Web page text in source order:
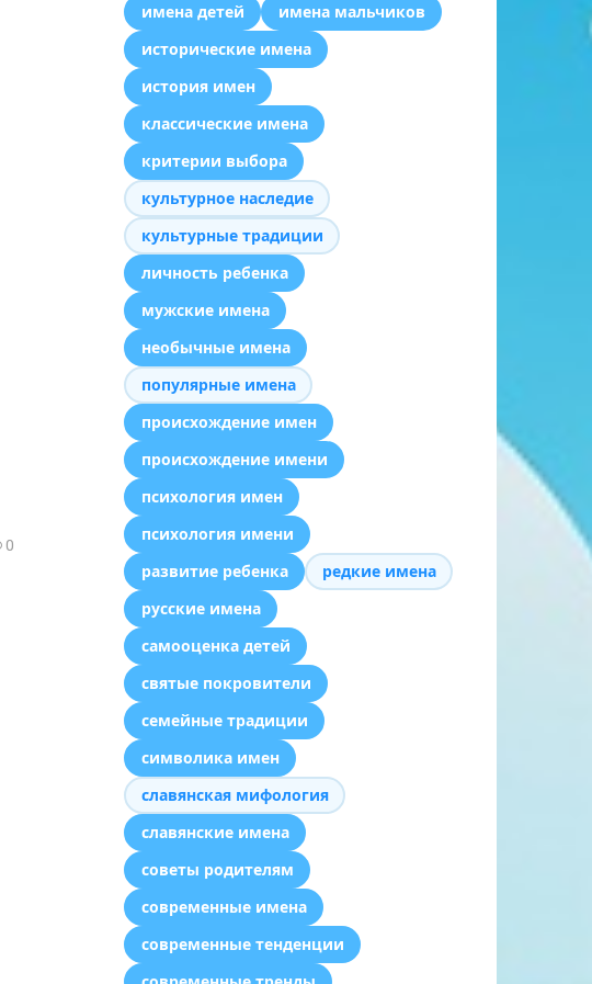
0
имена детей
имена мальчиков
исторические имена
история имен
классические имена
критерии выбора
культурное наследие
культурные традиции
личность ребенка
мужские имена
необычные имена
популярные имена
происхождение имен
происхождение имени
психология имен
психология имени
развитие ребенка
редкие имена
русские имена
самооценка детей
святые покровители
семейные традиции
символика имен
славянская мифология
славянские имена
советы родителям
современные имена
современные тенденции